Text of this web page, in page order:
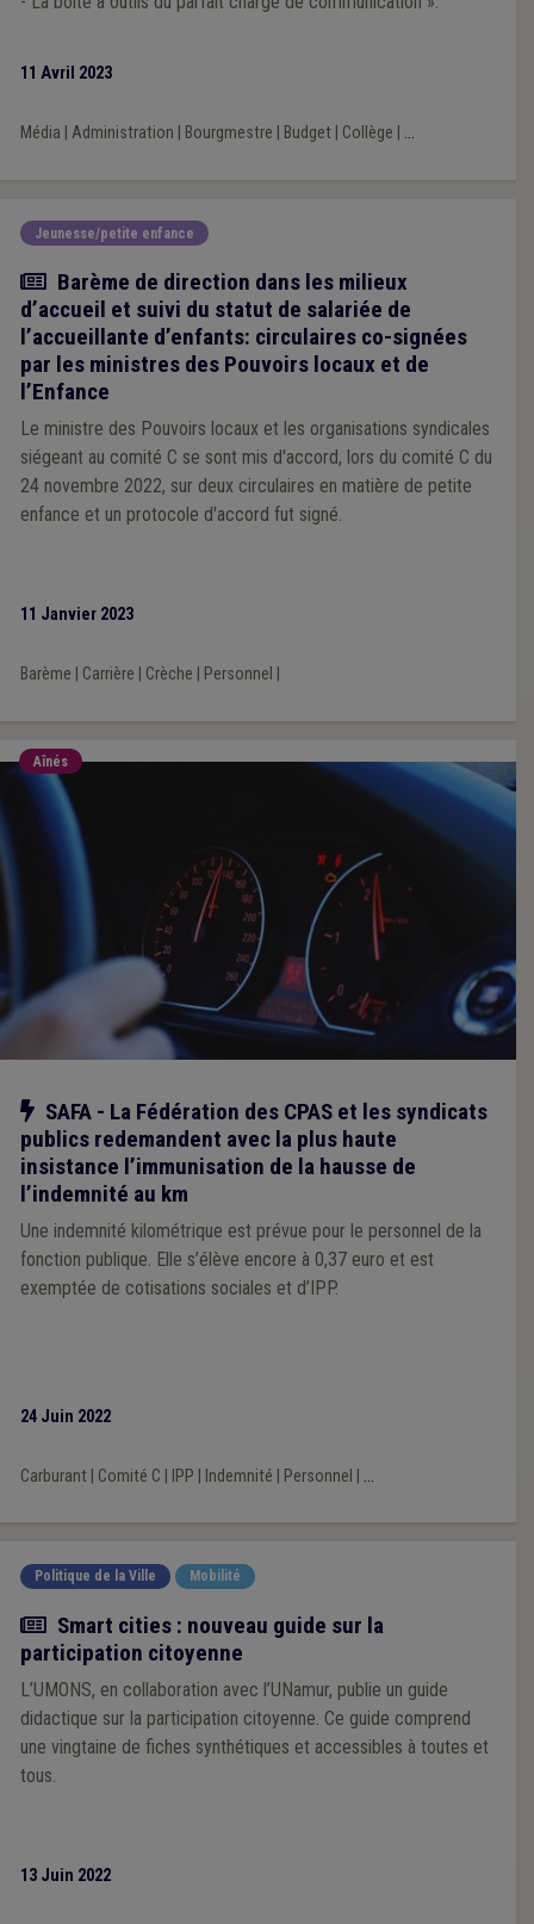
11 Avril 2023
Média Administration Bourgmestre Budget| Collège ...
Jeunesse/petite enfance
Actualité
Barème de direction dans les milieux
d’accueil et suivi du statut de salariée de
l’accueillante d’enfants: circulaires co-signées
par les ministres des Pouvoirs locaux et de
l’Enfance
Le ministre des Pouvoirs locaux et les organisations syndicales
siégeant au comité C se sont mis d'accord, lors du comité C du
24 novembre 2022, sur deux circulaires en matière de petite
enfance et un protocole d'accord fut signé.
11 Janvier 2023
Barème Carrière Crèche Personnel
Aînés
Notre action
SAFA - La Fédération des CPAS et les syndicats
publics redemandent avec la plus haute
insistance l’immunisation de la hausse de
l’indemnité au km
Une indemnité kilométrique est prévue pour le personnel de la
fonction publique. Elle s’élève encore à 0,37 euro et est
exemptée de cotisations sociales et d’IPP.
24 Juin 2022
Carburant| Comité C IPP Indemnité Personnel ...
Politique de la Ville Mobilité
Actualité
Smart cities : nouveau guide sur la
participation citoyenne
L’UMONS, en collaboration avec l’UNamur, publie un guide
didactique sur la participation citoyenne. Ce guide comprend
une vingtaine de fiches synthétiques et accessibles à toutes et
tous.
13 Juin 2022